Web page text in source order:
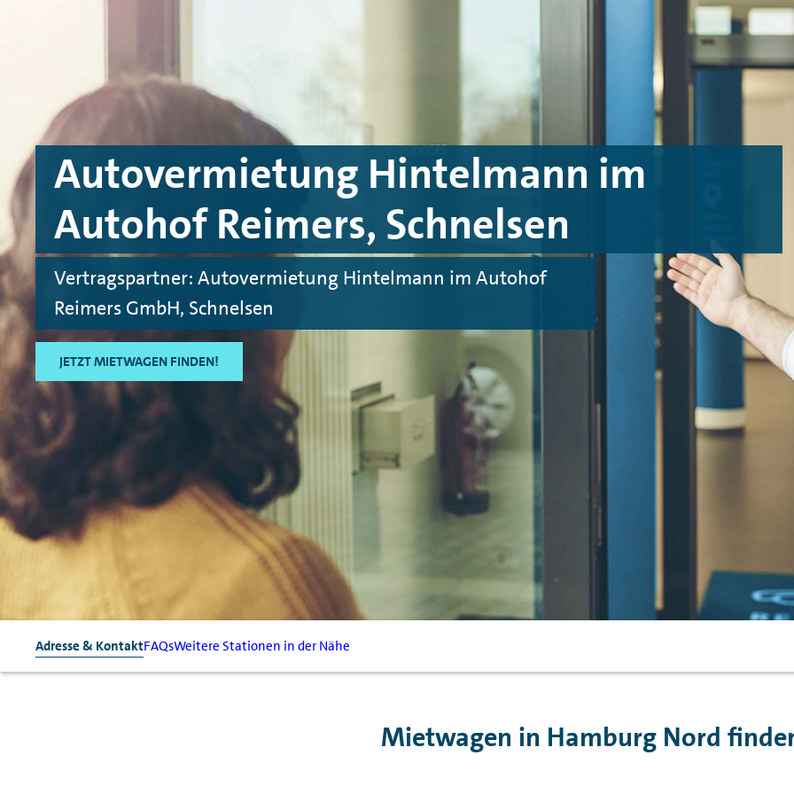
Autovermietung Hintelmann im
Autohof Reimers, Schnelsen
Vertragspartner: Autovermietung Hintelmann im Autohof
Reimers GmbH, Schnelsen
JETZT MIETWAGEN FINDEN!
Adresse & KontaktFAQsWeitere Stationen in der Nähe
Mietwagen in Hamburg Nord